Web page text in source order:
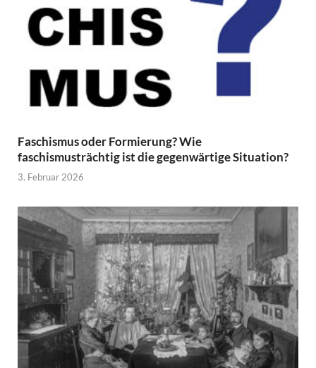
Faschismus oder Formierung? Wie
faschismusträchtig ist die gegenwärtige Situation?
3. Februar 2026